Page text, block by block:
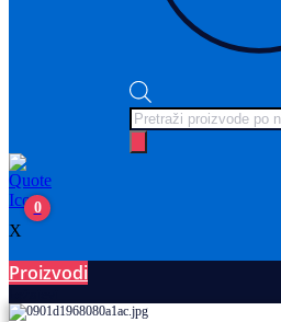
Products
search
0
X
Proizvodi